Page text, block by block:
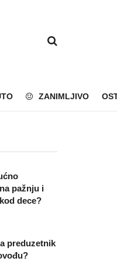
ZANIMLJIVO
pažnju i
dece?
preduzetnik